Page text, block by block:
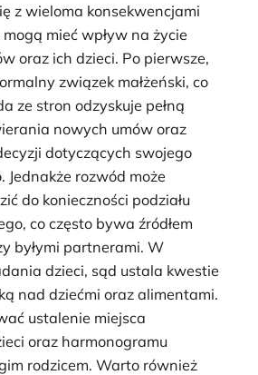
z wieloma konsekwencjami
mieć wpływ na życie
oraz ich dzieci. Po pierwsze,
związek małżeński, co
ze stron odzyskuje pełną
nowych umów oraz
dotyczących swojego
Jednakże rozwód może
do konieczności podziału
co często bywa źródłem
byłymi partnerami. W
dzieci, sąd ustala kwestie
nad dziećmi oraz alimentami.
ustalenie miejsca
oraz harmonogramu
rodzicem. Warto również